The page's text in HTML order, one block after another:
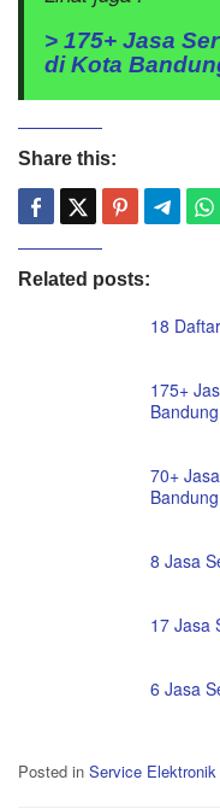
> 175+ Jasa
di Kota
Share this:
Related posts:
18
175+
Bandung
70+
Bandung
8 Jasa
17 Jasa
6 Jasa
Posted in Service Elektronik